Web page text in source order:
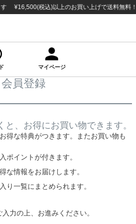
税込)以上のお買い上げで送料無料！
マイページ
会員登録
、お得にお買い物できます。
得な特典がつきます。またお買い物も
ポイントが付きます。
な情報をお届けします。
り一覧にまとめられます。
力の上、お進みください。